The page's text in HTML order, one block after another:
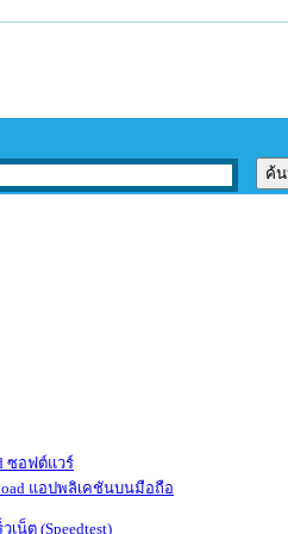
ซอฟต์แวร์
แอปพลิเคชันบนมือถือ
เน็ต (Speedtest)